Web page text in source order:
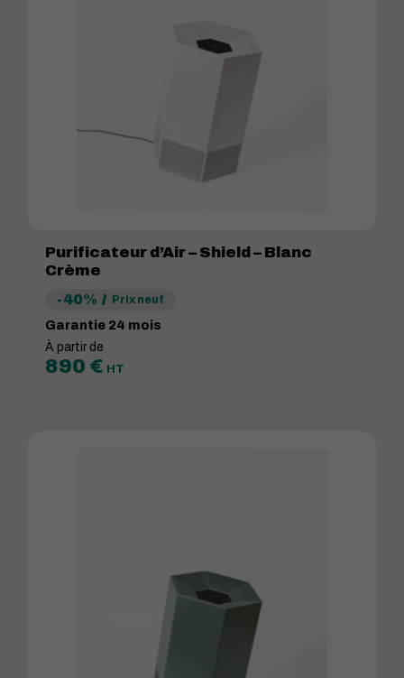
Purificateur d’Air – Shield – Blanc
Crème
-40% Prix neuf
Garantie 24 mois
À partir de
890 € HT